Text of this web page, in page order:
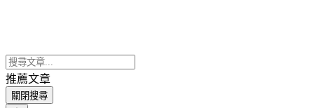
推薦文章
關閉搜尋